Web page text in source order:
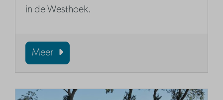
in de Westhoek.
Meer